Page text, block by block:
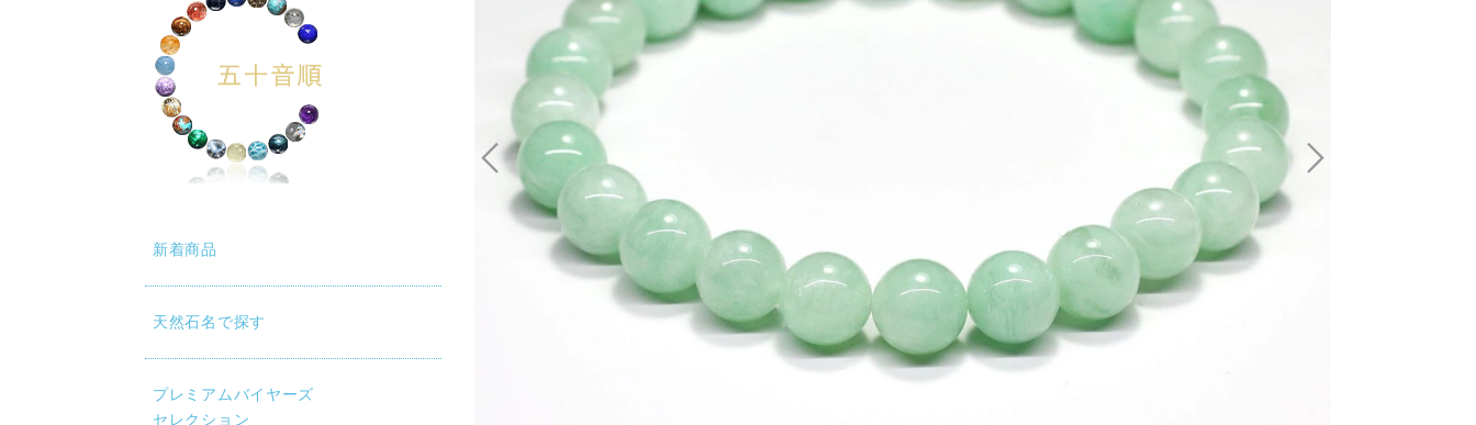
新着商品
天然石名で探す
プレミアムバイヤーズ
セレクション
生時に画質が低い場合は、設定（⚙）から「1080p HD」